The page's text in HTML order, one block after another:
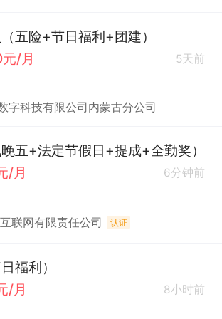
五险+节日福利+团建）
/月
5天前
字科技有限公司内蒙古分公司
五+法定节假日+提成+全勤奖）
/月
6分钟前
联网有限责任公司 认证
福利）
/月
8小时前